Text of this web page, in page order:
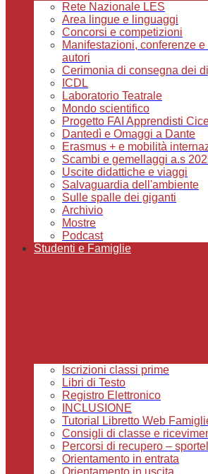
Rete Nazionale LES
Area lingue e linguaggi
Concorsi e competizioni
Manifestazioni, conferenze
autori
Cerimonia di consegna dei
ICDL
Laboratorio Teatrale
Mondo scientifico
Progetto FAI Apprendisti
Dantedì e Omaggi a Dante
Erasmus + e mobilità
Scambi e gemellaggi a.s
Uscite didattiche e viaggi
Salvaguardia dell'ambiente
Sulle spalle dei giganti
Archivio
Mostre
Podcast
Studenti e Famiglie
Iscrizioni classi prime
Libri di Testo
Registro Elettronico
INCLUSIONE
Tutorial Libretto Web
Consigli di classe e
Percorsi di recupero –
Orientamento in entrata